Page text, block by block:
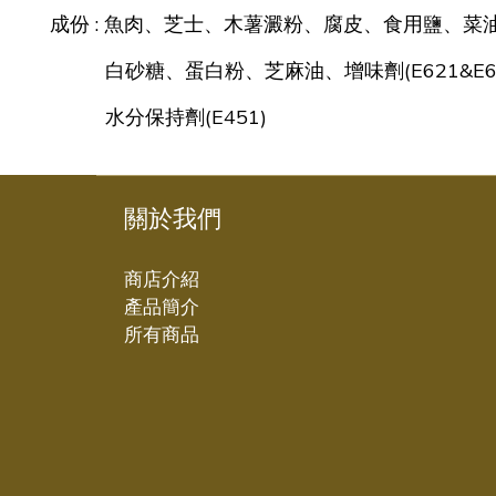
成份 : 魚肉、芝士、木薯澱粉、腐皮、食用鹽、菜
白砂糖、 蛋白粉、芝麻油、增味劑
水分保持劑(E451)
關於我們
商店介紹
產品簡介
所有商品